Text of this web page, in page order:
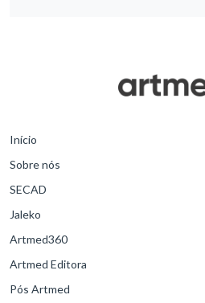
Início
Sobre nós
SECAD
Jaleko
Artmed360
Artmed Editora
Pós Artmed